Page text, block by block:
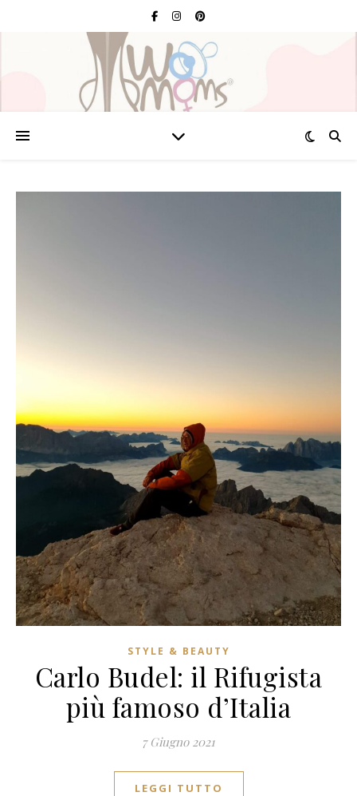
STYLE & BEAUTY
Carlo Budel: il Rifugista
più famoso d’Italia
7 Giugno 2021
LEGGI TUTTO